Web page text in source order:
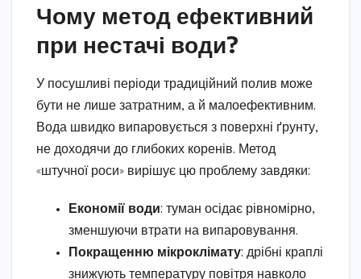
Чому метод ефективний
при нестачі води?
У посушливі періоди традиційний полив може
бути не лише затратним, а й малоефективним.
Вода швидко випаровується з поверхні ґрунту,
не доходячи до глибоких коренів. Метод
«штучної роси» вирішує цю проблему завдяки:
Економії води: туман осідає рівномірно,
зменшуючи втрати на випаровування.
Покращенню мікроклімату: дрібні краплі
знижують температуру повітря навколо